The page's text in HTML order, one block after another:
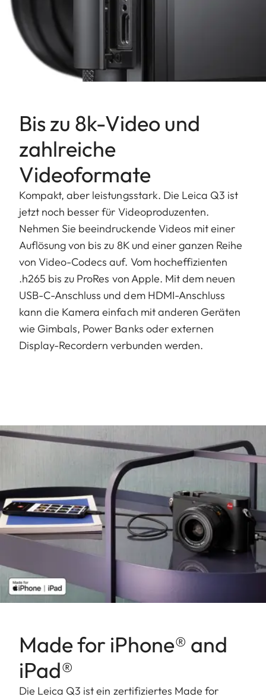
Bis zu 8k-Video und
zahlreiche
Videoformate
Kompakt, aber leistungsstark. Die Leica Q3 ist
jetzt noch besser für Videoproduzenten.
Nehmen Sie beeindruckende Videos mit einer
Auflösung von bis zu 8K und einer ganzen Reihe
von Video-Codecs auf. Vom hocheffizienten
.h265 bis zu ProRes von Apple. Mit dem neuen
USB-C-Anschluss und dem HDMI-Anschluss
kann die Kamera einfach mit anderen Geräten
wie Gimbals, Power Banks oder externen
Display-Recordern verbunden werden.
Made for iPhone® and
iPad®
Die Leica Q3 ist ein zertifiziertes Made for